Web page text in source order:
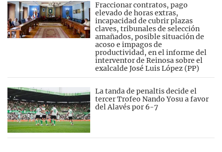
Fraccionar contratos, pago
elevado de horas extras,
incapacidad de cubrir plazas
claves, tribunales de selección
amañados, posible situación de
acoso e impagos de
productividad, en el informe del
interventor de Reinosa sobre el
exalcalde José Luis López (PP)
La tanda de penaltis decide el
tercer Trofeo Nando Yosu a favor
del Alavés por 6-7